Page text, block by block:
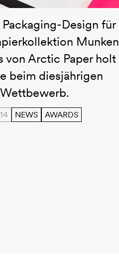
Packaging-Design für
Munken
von Arctic Paper holt
beim diesjährigen
NEWS AWARDS